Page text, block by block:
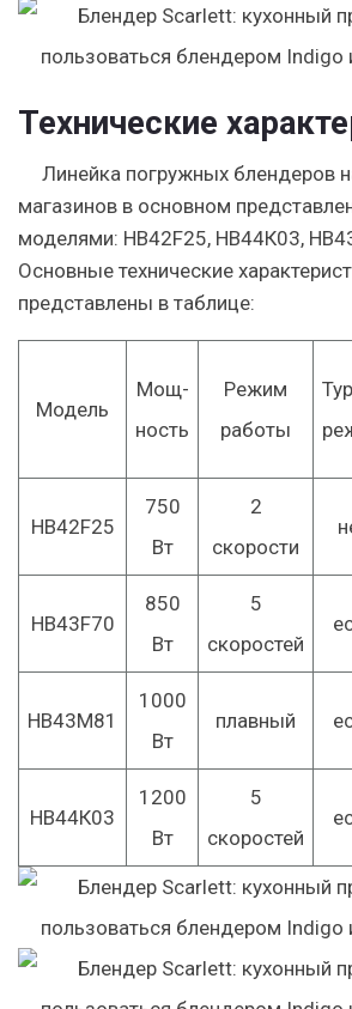
Технические
Линейка погружных блендеров
магазинов в основном
моделями: HB42F25, HB44К03,
Основные технические
представлены в таблице:
Модель
Мощ-
ность
Режим
работы
HB42F25
750
Вт
2
скорости
HB43F70
850
Вт
5
скоростей
HB43М81
1000
Вт
плавный
HB44К03
1200
Вт
5
скоростей